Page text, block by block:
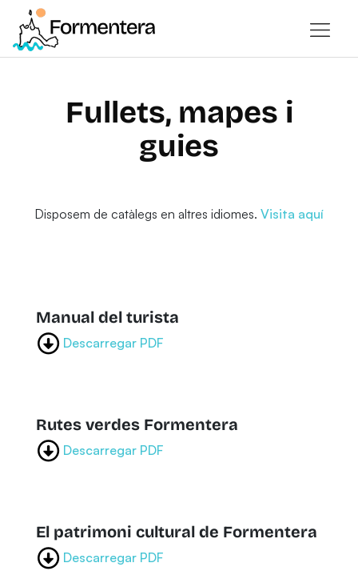
Fullets, mapes i
guies
Disposem de catàlegs en altres idiomes. Visita aquí
Manual del turista
Descarregar PDF
Rutes verdes Formentera
Descarregar PDF
El patrimoni cultural de Formentera
Descarregar PDF